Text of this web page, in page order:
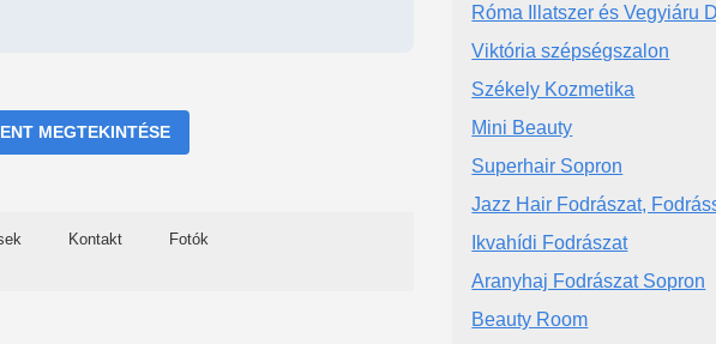
MEGTEKINTÉSE
Kontakt Fotók
Róma Illatszer és Vegyiáru
Viktória szépségszalon
Székely Kozmetika
Mini Beauty
Superhair Sopron
Jazz Hair Fodrászat,
Ikvahídi Fodrászat
Aranyhaj Fodrászat Sopron
Beauty Room